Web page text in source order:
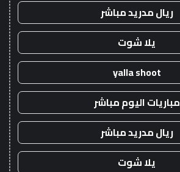
ريال مدريد مباشر
يلا شوت
yalla shoot
مباريات اليوم مباشر
ريال مدريد مباشر
يلا شوت